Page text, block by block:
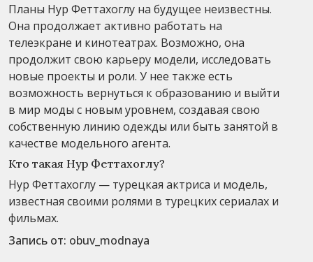
Планы Нур Феттахоглу на будущее неизвестны.
Она продолжает активно работать на
телеэкране и кинотеатрах. Возможно, она
продолжит свою карьеру модели, исследовать
новые проекты и роли. У нее также есть
возможность вернуться к образованию и выйти
в мир моды с новым уровнем, создавая свою
собственную линию одежды или быть занятой в
качестве модельного агента.
Кто такая Нур Феттахоглу?
Нур Феттахоглу — турецкая актриса и модель,
известная своими ролями в турецких сериалах и
фильмах.
Запись от: obuv_modnaya